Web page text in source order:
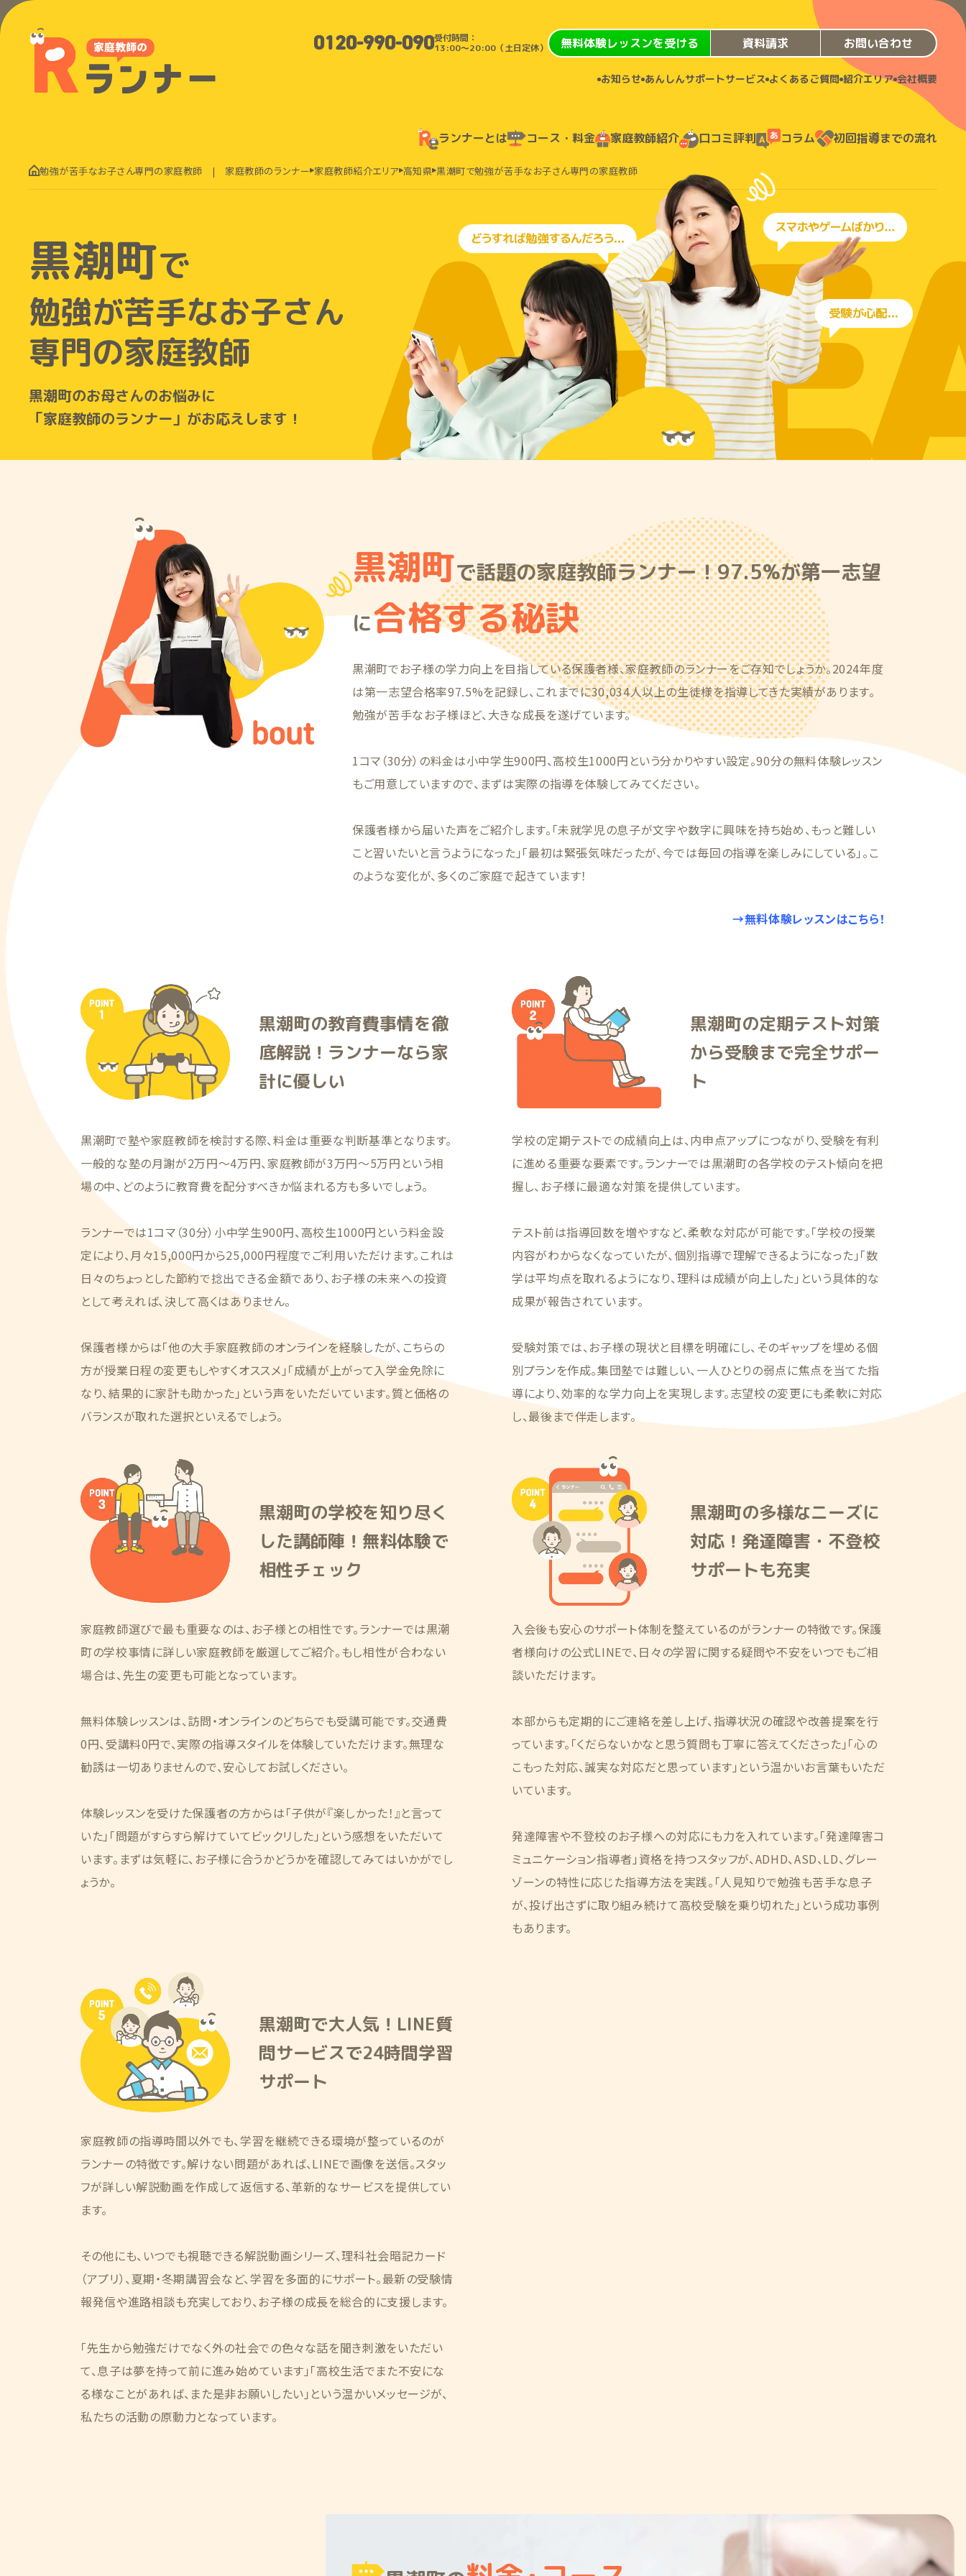
0120-990-090受付時間：
13:00〜20:00（土日定休）
無料体験レッスンを受ける 資料請求 お問い合わせ
お知らせ あんしんサポートサービス よくあるご質問 紹介エリア 会社概要
ランナーとは コース・料金 家庭教師紹介 口コミ評判 コラム 初回指導までの流れ
勉強が苦手なお子さん専門の家庭教師 | 家庭教師のランナー 家庭教師紹介エリア 高知県 黒潮町で勉強が苦手なお子さん専門の家庭教師
黒潮町で
勉強が苦手なお子さん
専門の家庭教師
黒潮町のお母さんのお悩みに
「家庭教師のランナー」がお応えします！
黒潮町で話題の家庭教師ランナー！97.5%が第一志望
に合格する秘訣
黒潮町でお子様の学力向上を目指している保護者様、家庭教師のランナーをご存知でしょうか。2024年度
は第一志望合格率97.5%を記録し、これまでに30,034人以上の生徒様を指導してきた実績があります。
勉強が苦手なお子様ほど、大きな成長を遂げています。
1コマ（30分）の料金は小中学生900円、高校生1000円という分かりやすい設定。90分の無料体験レッスン
もご用意していますので、まずは実際の指導を体験してみてください。
保護者様から届いた声をご紹介します。「未就学児の息子が文字や数字に興味を持ち始め、もっと難しい
こと習いたいと言うようになった」「最初は緊張気味だったが、今では毎回の指導を楽しみにしている」。こ
のような変化が、多くのご家庭で起きています！
→無料体験レッスンはこちら！
黒潮町の教育費事情を徹
底解説！ランナーなら家
計に優しい
黒潮町で塾や家庭教師を検討する際、料金は重要な判断基準となります。
一般的な塾の月謝が2万円〜4万円、家庭教師が3万円〜5万円という相
場の中、どのように教育費を配分すべきか悩まれる方も多いでしょう。
ランナーでは1コマ（30分）小中学生900円、高校生1000円という料金設
定により、月々15,000円から25,000円程度でご利用いただけます。これは
日々のちょっとした節約で捻出できる金額であり、お子様の未来への投資
として考えれば、決して高くはありません。
保護者様からは「他の大手家庭教師のオンラインを経験したが、こちらの
方が授業日程の変更もしやすくオススメ」「成績が上がって入学金免除に
なり、結果的に家計も助かった」という声をいただいています。質と価格の
バランスが取れた選択といえるでしょう。
黒潮町の定期テスト対策
から受験まで完全サポー
ト
学校の定期テストでの成績向上は、内申点アップにつながり、受験を有利
に進める重要な要素です。ランナーでは黒潮町の各学校のテスト傾向を把
握し、お子様に最適な対策を提供しています。
テスト前は指導回数を増やすなど、柔軟な対応が可能です。「学校の授業
内容がわからなくなっていたが、個別指導で理解できるようになった」「数
学は平均点を取れるようになり、理科は成績が向上した」という具体的な
成果が報告されています。
受験対策では、お子様の現状と目標を明確にし、そのギャップを埋める個
別プランを作成。集団塾では難しい、一人ひとりの弱点に焦点を当てた指
導により、効率的な学力向上を実現します。志望校の変更にも柔軟に対応
し、最後まで伴走します。
黒潮町の学校を知り尽く
した講師陣！無料体験で
相性チェック
家庭教師選びで最も重要なのは、お子様との相性です。ランナーでは黒潮
町の学校事情に詳しい家庭教師を厳選してご紹介。もし相性が合わない
場合は、先生の変更も可能となっています。
無料体験レッスンは、訪問・オンラインのどちらでも受講可能です。交通費
0円、受講料0円で、実際の指導スタイルを体験していただけます。無理な
勧誘は一切ありませんので、安心してお試しください。
体験レッスンを受けた保護者の方からは「子供が『楽しかった！』と言って
いた」「問題がすらすら解けていてビックリした」という感想をいただいて
います。まずは気軽に、お子様に合うかどうかを確認してみてはいかがでし
ょうか。
黒潮町の多様なニーズに
対応！発達障害・不登校
サポートも充実
入会後も安心のサポート体制を整えているのがランナーの特徴です。保護
者様向けの公式LINEで、日々の学習に関する疑問や不安をいつでもご相
談いただけます。
本部からも定期的にご連絡を差し上げ、指導状況の確認や改善提案を行
っています。「くだらないかなと思う質問も丁寧に答えてくださった」「心の
こもった対応、誠実な対応だと思っています」という温かいお言葉もいただ
いています。
発達障害や不登校のお子様への対応にも力を入れています。「発達障害コ
ミュニケーション指導者」資格を持つスタッフが、ADHD、ASD、LD、グレー
ゾーンの特性に応じた指導方法を実践。「人見知りで勉強も苦手な息子
が、投げ出さずに取り組み続けて高校受験を乗り切れた」という成功事例
もあります。
黒潮町で大人気！LINE質
問サービスで24時間学習
サポート
家庭教師の指導時間以外でも、学習を継続できる環境が整っているのが
ランナーの特徴です。解けない問題があれば、LINEで画像を送信。スタッ
フが詳しい解説動画を作成して返信する、革新的なサービスを提供してい
ます。
その他にも、いつでも視聴できる解説動画シリーズ、理科社会暗記カード
（アプリ）、夏期・冬期講習会など、学習を多面的にサポート。最新の受験情
報発信や進路相談も充実しており、お子様の成長を総合的に支援します。
「先生から勉強だけでなく外の社会での色々な話を聞き刺激をいただい
て、息子は夢を持って前に進み始めています」「高校生活でまた不安にな
る様なことがあれば、また是非お願いしたい」という温かいメッセージが、
私たちの活動の原動力となっています。